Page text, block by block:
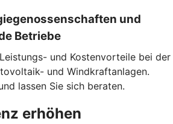
und
Betriebe
und Kostenvorteile bei der
und Windkraftanlagen.
lassen Sie sich beraten.
erhöhen